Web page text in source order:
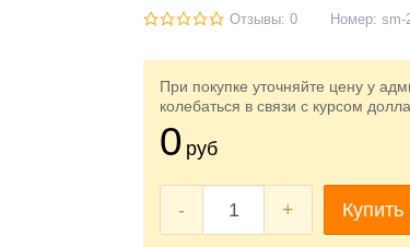
Отзывы: 0 Номер: sm-
При покупке уточняйте цену у
колебаться в связи с курсом
0 руб
- + Купить